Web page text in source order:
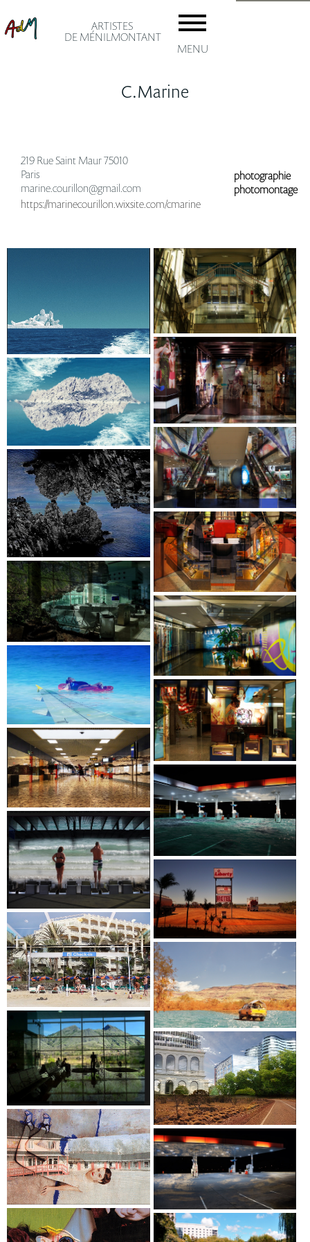
ARTISTES
DE MÉNILMONTANT
MENU
Les ADM
Les
artistes
ménil8
Modèles
vivants
presse
partenaires
Portes
Ouvertes
2026
connexion
C.Marine
219 Rue Saint Maur 75010
Paris
marine.courillon@gmail.com
https://marinecourillon.wixsite.com/cmarine
photographie
photomontage